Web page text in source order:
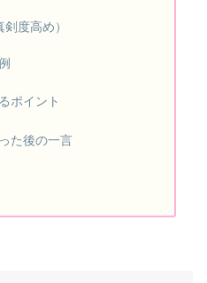
度高め）
ポイント
た後の一言